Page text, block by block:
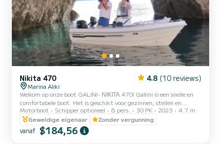
Nikita 470 4.8 (10 reviews)
Marina Aliki
Welkom op onze boot GALINI- ΝΙΚΙΤΑ 470! Gallini is een snelle en
comfortabele boot. Het is geschikt voor gezinnen, stellen en
vrienden. U heeft de mogelijkheid om alle mooie en verborgen
stranden rond Paros te zien. We kijken ernaar uit u te verwelkomen
op onze boot!
Motorboot Schipper optioneel 6 pers. 30 PK 2023
4.7 m
Geweldige eigenaar
Zonder vergunning
vanaf $184,56